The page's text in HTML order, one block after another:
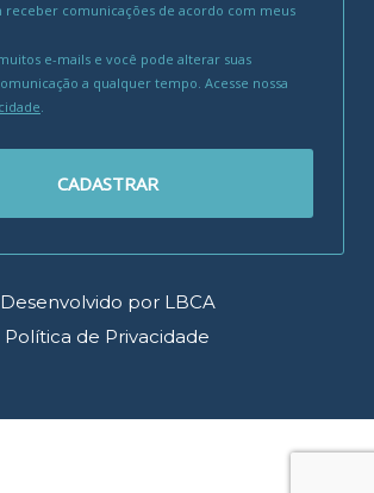
receber comunicações de acordo com meus
e-mails e você pode alterar suas
a qualquer tempo. Acesse nossa
.
CADASTRAR
Desenvolvido por LBCA
Política de Privacidade